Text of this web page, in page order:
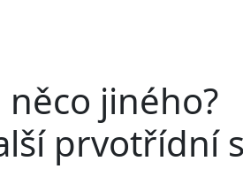
jiného?
prvotřídní